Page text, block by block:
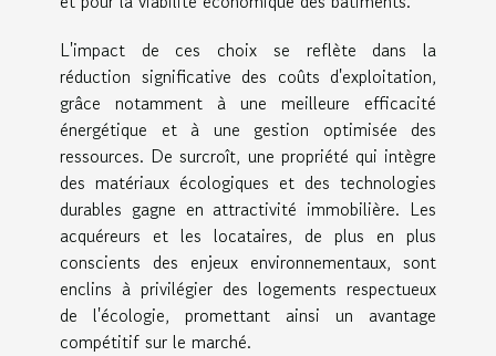
L'impact de ces choix se reflète dans la
réduction significative des coûts d'exploitation,
grâce notamment à une meilleure efficacité
énergétique et à une gestion optimisée des
ressources. De surcroît, une propriété qui intègre
des matériaux écologiques et des technologies
durables gagne en attractivité immobilière. Les
acquéreurs et les locataires, de plus en plus
conscients des enjeux environnementaux, sont
enclins à privilégier des logements respectueux
de l'écologie, promettant ainsi un avantage
compétitif sur le marché.